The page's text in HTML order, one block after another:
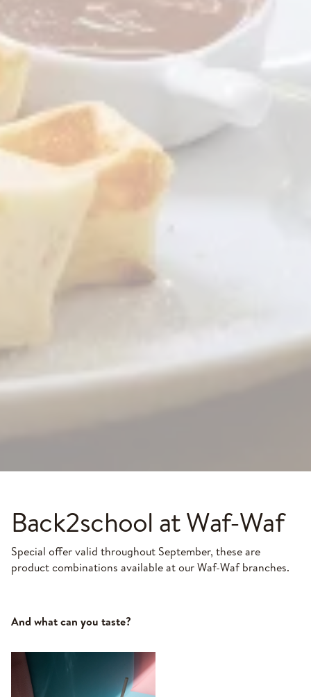
Back2school at Waf-Waf
Special offer valid throughout September, these are
product combinations available at our Waf-Waf branches.
And what can you taste?